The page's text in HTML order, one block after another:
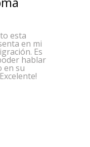
esta
en mi
Es
hablar
en su